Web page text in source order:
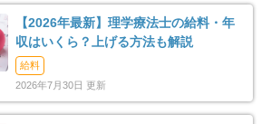
27 経営が安定している 15
【2026年最新】理学療法士の給料・年
収はいくら？上げる方法も解説
給料
2026年7月30日 更新